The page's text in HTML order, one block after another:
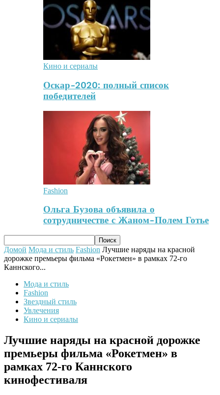
Кино и сериалы
Оскар-2020: полный список
победителей
Fashion
Ольга Бузова объявила о
сотрудничестве с Жаном-Полем Готье
Домой Мода и стиль Fashion Лучшие наряды на красной
дорожке премьеры фильма «Рокетмен» в рамках 72-го
Каннского...
Мода и стиль
Fashion
Звездный стиль
Увлечения
Кино и сериалы
Лучшие наряды на красной дорожке
премьеры фильма «Рокетмен» в
рамках 72-го Каннского
кинофестиваля